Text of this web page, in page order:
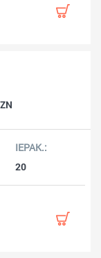
20